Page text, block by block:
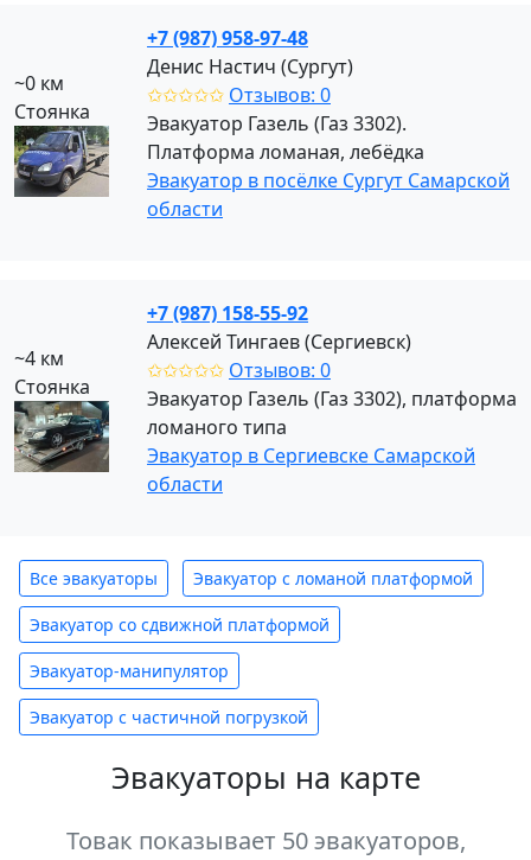
~0 км
Стоянка
+7 (987) 958-97-48
Денис Настич (Сургут)
✩✩✩✩✩ Отзывов: 0
Эвакуатор Газель (Газ 3302).
Платформа ломаная, лебëдка
Эвакуатор в посёлке Сургут Самарской
области
~4 км
Стоянка
+7 (987) 158-55-92
Алексей Тингаев (Сергиевск)
✩✩✩✩✩ Отзывов: 0
Эвакуатор Газель (Газ 3302), платформа
ломаного типа
Эвакуатор в Сергиевске Самарской
области
Все эвакуаторы Эвакуатор с ломаной платформой
Эвакуатор со сдвижной платформой
Эвакуатор-манипулятор
Эвакуатор с частичной погрузкой
Эвакуаторы на карте
Товак показывает 50 эвакуаторов,